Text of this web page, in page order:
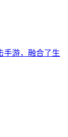
手游，融合了生